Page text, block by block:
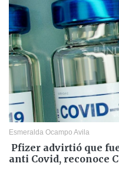
Esmeralda Ocampo Avila
Pfizer advirtió que
anti Covid, reconoce